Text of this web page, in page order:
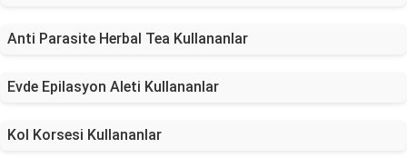
Anti Parasite Herbal Tea Kullananlar
Evde Epilasyon Aleti Kullananlar
Kol Korsesi Kullananlar